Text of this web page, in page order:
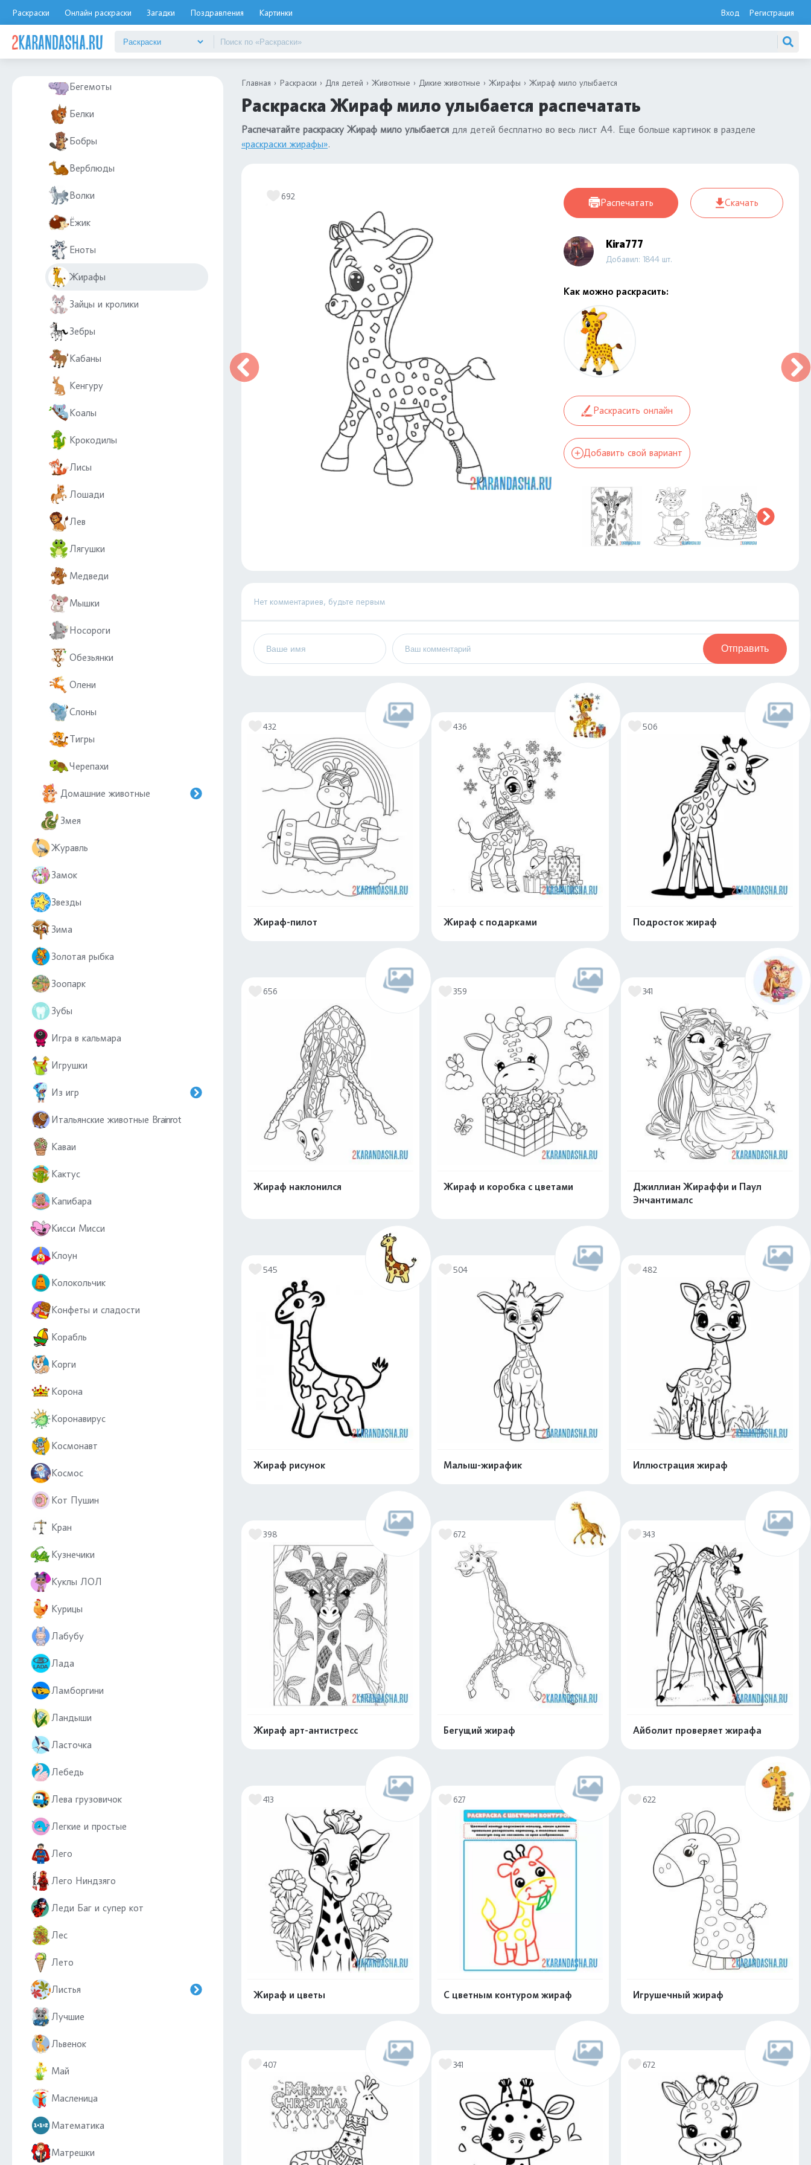
Раскраски Онлайн раскраски Загадки Поздравления Картинки Вход Регистрация
Дикие животные
Бегемоты
Белки
Бобры
Верблюды
Волки
Ёжик
Еноты
Жирафы
Зайцы и кролики
Зебры
Кабаны
Кенгуру
Коалы
Крокодилы
Лисы
Лошади
Лев
Лягушки
Медведи
Мышки
Носороги
Обезьянки
Олени
Слоны
Тигры
Черепахи
Домашние животные
Змея
Журавль
Замок
Звезды
Зима
Золотая рыбка
Зоопарк
Зубы
Игра в кальмара
Игрушки
Из игр
Итальянские животные Brainrot
Каваи
Кактус
Капибара
Кисси Мисси
Клоун
Колокольчик
Конфеты и сладости
Корабль
Корги
Корона
Коронавирус
Космонавт
Космос
Кот Пушин
Кран
Кузнечики
Куклы ЛОЛ
Курицы
Лабубу
Лада
Ламборгини
Ландыши
Ласточка
Лебедь
Лева грузовичок
Легкие и простые
Лего
Лего Ниндзяго
Леди Баг и супер кот
Лес
Лето
Листья
Лучшие
Львенок
Май
Масленица
Математика
Матрешки
Главная Раскраски Для детей Животные Дикие животные Жирафы Жираф мило улыбается
Раскраска Жираф мило улыбается распечатать
Распечатайте раскраску Жираф мило улыбается для детей бесплатно во весь лист А4. Еще больше картинок в разделе
«раскраски жирафы».
692
Распечатать Скачать
Kira777
Добавил: 1844 шт.
Как можно раскрасить:
Раскрасить онлайн
Добавить свой вариант
Нет комментариев, будьте первым
Отправить
432
Жираф-пилот
436
Жираф с подарками
506
Подросток жираф
656
Жираф наклонился
359
Жираф и коробка с цветами
341
Джиллиан Жираффи и Паул
Энчантималс
545
Жираф рисунок
504
Малыш-жирафик
482
Иллюстрация жираф
398
Жираф арт-антистресс
672
Бегущий жираф
343
Айболит проверяет жирафа
413
Жираф и цветы
627
С цветным контуром жираф
622
Игрушечный жираф
407 341 672